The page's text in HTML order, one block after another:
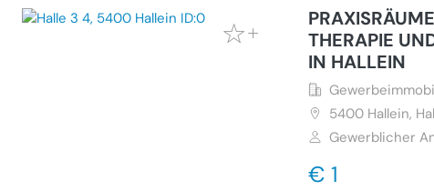
THERAPIE
IN HALLEIN
5400 Hallein,
Gewerblicher
€ 1